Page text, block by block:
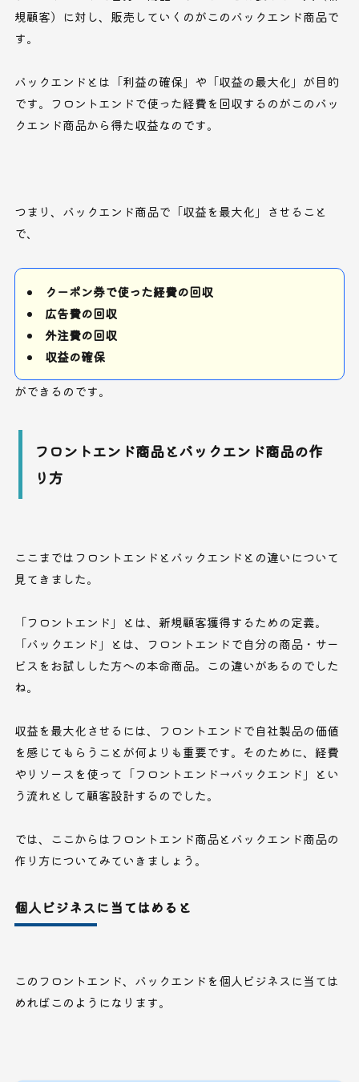
規顧客）に対し、販売していくのがこのバックエンド商品で
す。
バックエンドとは「利益の確保」や「収益の最大化」が目的
です。フロントエンドで使った経費を回収するのがこのバッ
クエンド商品から得た収益なのです。
つまり、バックエンド商品で「収益を最大化」させること
で、
クーポン券で使った経費の回収
広告費の回収
外注費の回収
収益の確保
ができるのです。
フロントエンド商品とバックエンド商品の作
り方
ここまではフロントエンドとバックエンドとの違いについて
見てきました。
「フロントエンド」とは、新規顧客獲得するための定義。
「バックエンド」とは、フロントエンドで自分の商品・サー
ビスをお試しした方への本命商品。この違いがあるのでした
ね。
収益を最大化させるには、フロントエンドで自社製品の価値
を感じてもらうことが何よりも重要です。そのために、経費
やリソースを使って「フロントエンド→バックエンド」とい
う流れとして顧客設計するのでした。
では、ここからはフロントエンド商品とバックエンド商品の
作り方についてみていきましょう。
個人ビジネスに当てはめると
このフロントエンド、バックエンドを個人ビジネスに当ては
めればこのようになります。